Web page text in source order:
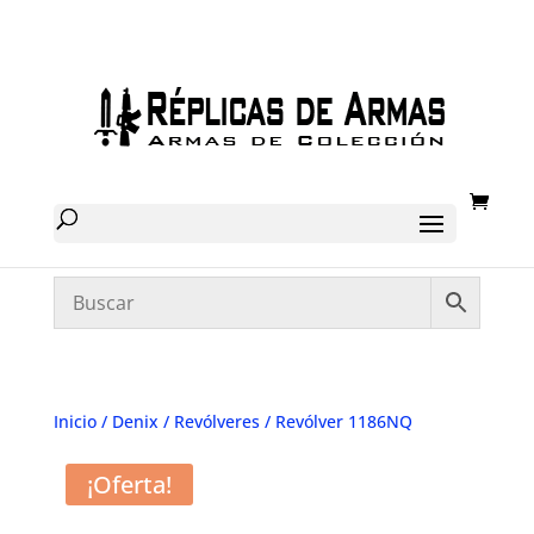
Inicio/ Denix / Revólveres/ Revólver 1186NQ
¡Oferta!